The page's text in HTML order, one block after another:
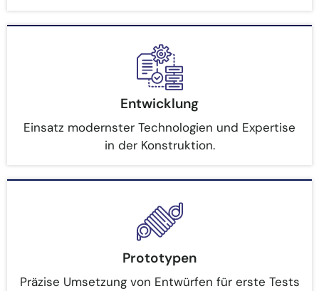
Entwicklung
Einsatz modernster Technologien und Expertise
in der Konstruktion.
Prototypen
Präzise Umsetzung von Entwürfen für erste Tests